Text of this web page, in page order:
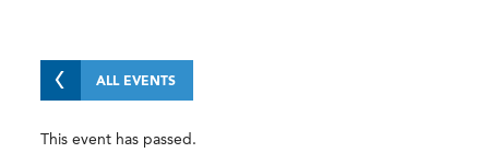
ALL EVENTS
This event has passed.